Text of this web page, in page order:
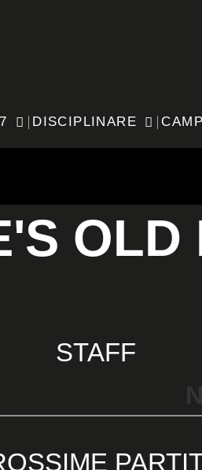
DISCIPLINARE
OLD
STAFF